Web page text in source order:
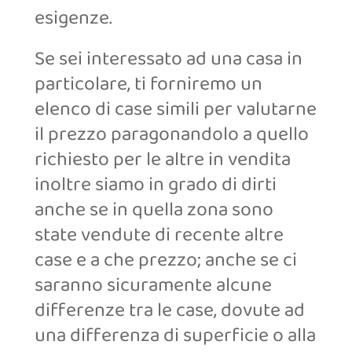
esigenze.
Se sei interessato ad una casa in
particolare, ti forniremo un
elenco di case simili per valutarne
il prezzo paragonandolo a quello
richiesto per le altre in vendita
inoltre siamo in grado di dirti
anche se in quella zona sono
state vendute di recente altre
case e a che prezzo; anche se ci
saranno sicuramente alcune
differenze tra le case, dovute ad
una differenza di superficie o alla